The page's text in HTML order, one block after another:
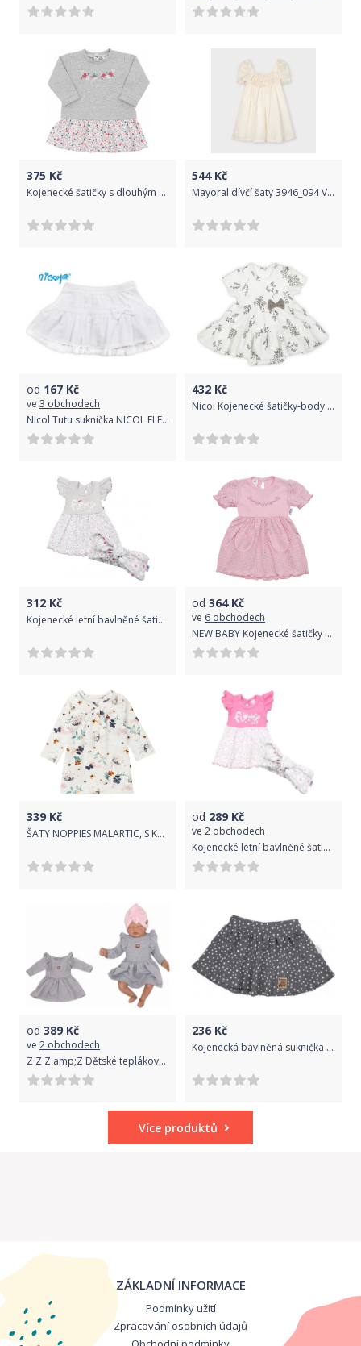
375 Kč
Kojenecké šatičky s dlouhým rukávem New Baby For Girls, Šedá, 92 (18-24m)
544Kč
Mayoral dívčí šaty 3946_094 Velikost: 104
od 167 Kč
ve 3 obchodech
Nicol Tutu suknička NICOL ELEGANT BABY GIRL - mašlička 86 (12-18m)
432 Kč
Nicol Kojenecké šatičky-body Ella bílé 100% Bavlna 56 (0-3m)
312 Kč
Kojenecké letní bavlněné šatičky s čelenkou New Baby Happy Flower šedé, Šedá, 62 (3-6m)
od 364Kč
ve 6 obchodech
NEW BABY Kojenecké šatičky s krátkým rukávem New Baby Summer dress Růžová 68 (4-6m)
339 Kč
ŠATY NOPPIES MALARTIC, S KYTIČKAMI, BÍLÉ Velikost: 92
od 289 Kč
ve 2 obchodech
Kojenecké letní bavlněné šatičky s čelenkou New Baby Happy Flower tmavě růžové 68 (4-6m)
od 389 Kč
ve 2 obchodech
Z Z Z amp;Z Dětské teplákové šatičky/tunika Princess - šedé, vel. 74
236 Kč
Kojenecká bavlněná suknička Nicol Rainbow šedá, Šedá, 74 (6-9m)
Více produktů
ZÁKLADNÍ INFORMACE
Podmínky užití
Zpracování osobních údajů